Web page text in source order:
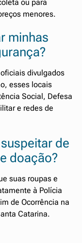
ou para
menores.
minhas
divulgados
esses locais
Social, Defesa
e redes de
de
doação?
suas roupas e
à Polícia
de Ocorrência na
Catarina.